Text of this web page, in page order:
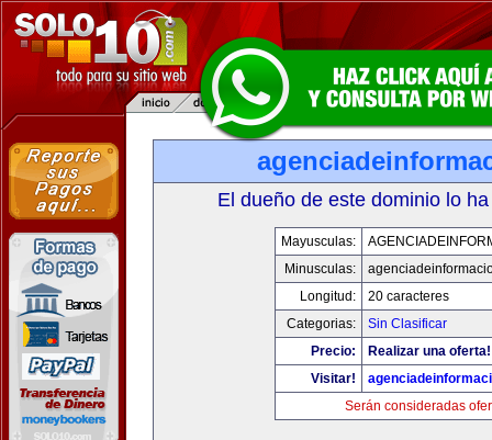
El dueño de este dominio lo
Mayusculas:
Minusculas:
Longitud:
20 caracteres
Categorias:
Sin Clasificar
Precio:
Realizar una oferta!
Visitar!
Serán consideradas